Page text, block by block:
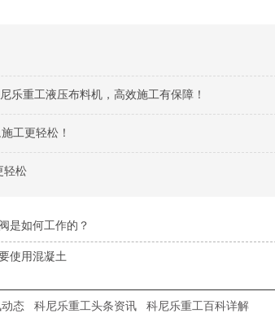
乐重工液压布料机，高效施工有保障！
工更轻松！
轻松
是如何工作的？
使用混凝土
态 科尼乐重工头条资讯 科尼乐重工百科详解